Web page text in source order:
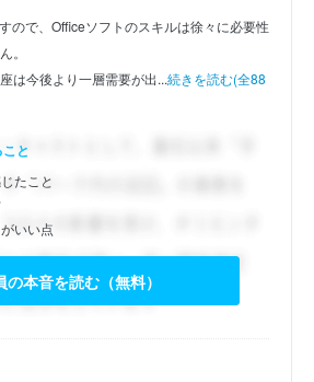
ので、Officeソフトのスキルは徐々に必要性
。
は今後より一層需要が出...続きを読む(全88
と
たこと
いい点
の本音を読む（無料）